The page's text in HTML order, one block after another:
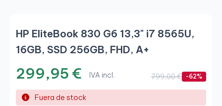
HP EliteBook 830 G6 13,3" i7 8565U,
16GB, SSD 256GB, FHD, A+
299,95 € IVA incl. 799,00 € -62%
Fuera de stock